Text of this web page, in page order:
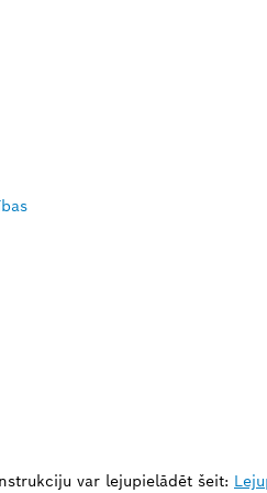
var lejupielādēt šeit: